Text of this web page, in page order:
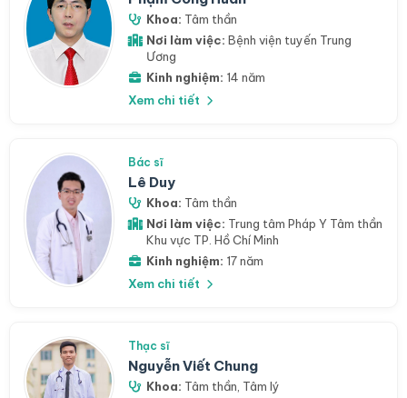
Khoa: Tâm thần
Nơi làm việc: Bệnh viện tuyến Trung
Ương
Kinh nghiệm: 14 năm
Xem chi tiết
Bác sĩ
Lê Duy
Khoa: Tâm thần
Nơi làm việc: Trung tâm Pháp Y Tâm thần
Khu vực TP. Hồ Chí Minh
Kinh nghiệm: 17 năm
Xem chi tiết
Thạc sĩ
Nguyễn Viết Chung
Khoa: Tâm thần Tâm lý